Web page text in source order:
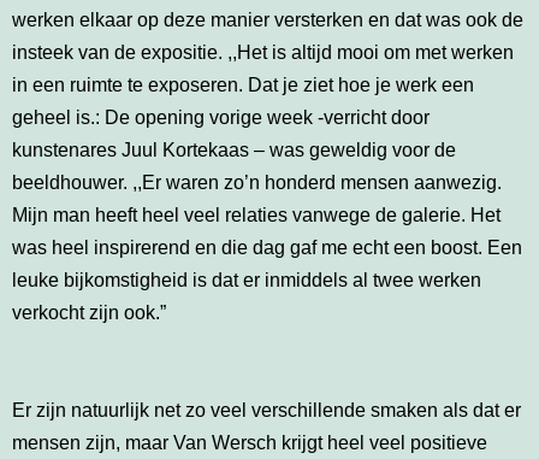
werken elkaar op deze manier versterken en dat was ook de
insteek van de expositie. ,,Het is altijd mooi om met werken
in een ruimte te exposeren. Dat je ziet hoe je werk een
geheel is.: De opening vorige week -verricht door
kunstenares Juul Kortekaas – was geweldig voor de
beeldhouwer. ,,Er waren zo’n honderd mensen aanwezig.
Mijn man heeft heel veel relaties vanwege de galerie. Het
was heel inspirerend en die dag gaf me echt een boost. Een
leuke bijkomstigheid is dat er inmiddels al twee werken
verkocht zijn ook.”
Er zijn natuurlijk net zo veel verschillende smaken als dat er
mensen zijn, maar Van Wersch krijgt heel veel positieve